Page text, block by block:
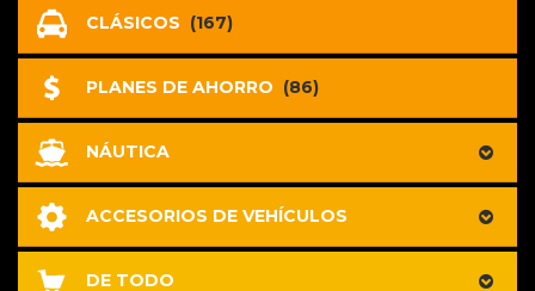
CLÁSICOS (167)
PLANES DE AHORRO (86)
NÁUTICA
ACCESORIOS DE VEHÍCULOS
DE TODO